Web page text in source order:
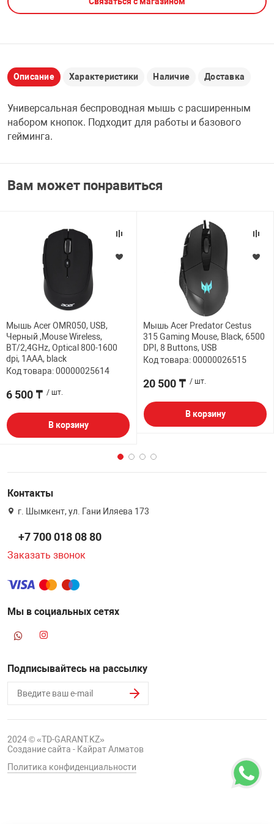
USB ХАБЫ
CARD RIDER
Описание Характеристики Наличие Доставка
Универсальная беспроводная мышь с расширенным
набором кнопок. Подходит для работы и базового
гейминга.
Вам может понравиться
Мышь Acer OMR050, USB,
Черный ,Mouse Wireless,
BT/2,4GHz, Optical 800-1600
dpi, 1AAA, black
Код товара: 00000025614
6 500 ₸ / шт.
В корзину
Мышь Acer Predator Cestus
315 Gaming Mouse, Black, 6500
DPI, 8 Buttons, USB
Код товара: 00000026515
20 500 ₸ / шт.
В корзину
Контакты
г. Шымкент, ул. Гани Иляева 173
+7 700 018 08 80
Заказать звонок
Мы в социальных сетях
Подписывайтесь на рассылку
2024 © «TD-GARANT.KZ»
Создание сайта - Кайрат Алматов
Политика конфиденциальности